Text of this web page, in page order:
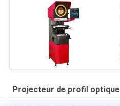
Projecteur de profil optique